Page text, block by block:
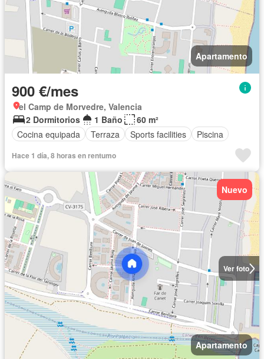
Apartamento
900 €/mes
el Camp de Morvedre, Valencia
2 Dormitorios
1 Baño
60 m²
Cocina equipada
Terraza Sports facilities Piscina
Hace 1 día, 8 horas en rentumo
Ver foto
Nuevo
Apartamento